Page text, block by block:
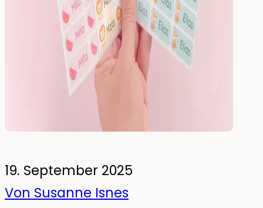
19. September 2025
Von Susanne Isnes